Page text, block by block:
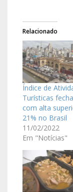
Relacionado
Índice de
Turísticas
com alta
21% no Brasil
11/02/2022
Em "Notícias"